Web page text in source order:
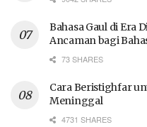
Bahasa Gaul di Era
Ancaman bagi
73 SHARES
Cara Beristighfar
Meninggal
4731 SHARES